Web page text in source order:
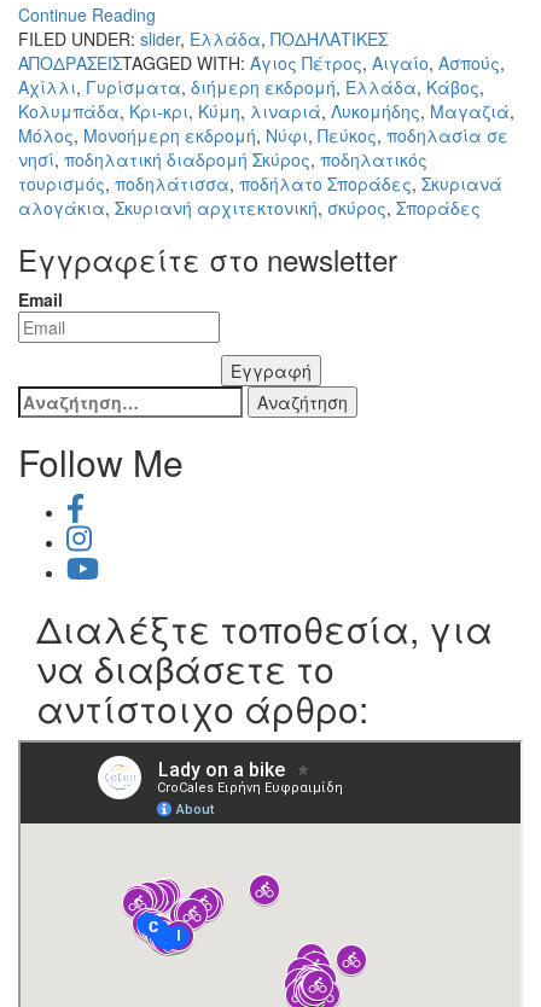
Continue Reading
FILED UNDER: slider, Ελλάδα, ΠΟΔΗΛΑΤΙΚΕΣ
ΑΠΟΔΡΑΣΕΙΣTAGGED WITH: Άγιος Πέτρος, Αιγαίο, Ασπούς,
Αχίλλι, Γυρίσματα, διήμερη εκδρομή, Ελλάδα, Κάβος,
Κολυμπάδα, Κρι-κρι, Κύμη, λιναριά, Λυκομήδης, Μαγαζιά,
Μόλος, Μονοήμερη εκδρομή, Νύφι, Πεύκος, ποδηλασία σε
νησί, ποδηλατική διαδρομή Σκύρος, ποδηλατικός
τουρισμός, ποδηλάτισσα, ποδήλατο Σποράδες, Σκυριανά
αλογάκια, Σκυριανή αρχιτεκτονική, σκύρος, Σποράδες
Εγγραφείτε στο newsletter
Email
Εγγραφή
Αναζήτηση
για:
Follow Me
Διαλέξτε τοποθεσία, για
να διαβάσετε το
αντίστοιχο άρθρο: